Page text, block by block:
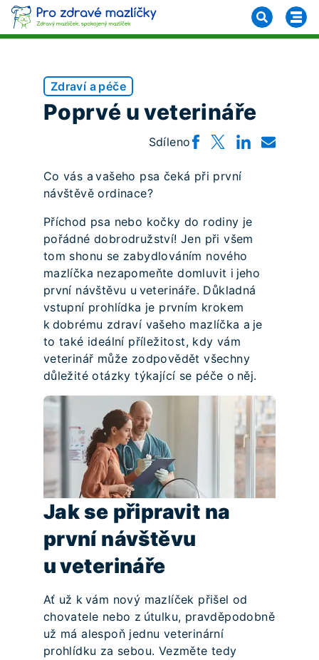
Zdraví a péče
Poprvé u veterináře
Sdíleno
Co vás a vašeho psa čeká při první
návštěvě ordinace?
Příchod psa nebo kočky do rodiny je
pořádné dobrodružství! Jen při všem
tom shonu se zabydlováním nového
mazlíčka nezapomeňte domluvit i jeho
první návštěvu u veterináře. Důkladná
vstupní prohlídka je prvním krokem
k dobrému zdraví vašeho mazlíčka a je
to také ideální příležitost, kdy vám
veterinář může zodpovědět všechny
důležité otázky týkající se péče o něj.
Jak se připravit na
první návštěvu
u veterináře
Ať už k vám nový mazlíček přišel od
chovatele nebo z útulku, pravděpodobně
už má alespoň jednu veterinární
prohlídku za sebou. Vezměte tedy